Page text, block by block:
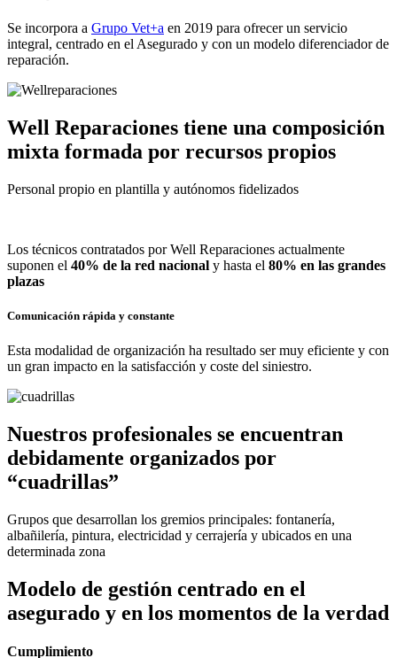
Se incorpora a Grupo Vet+a en 2019 para ofrecer un servicio
integral, centrado en el Asegurado y con un modelo diferenciador de
reparación.
Well Reparaciones tiene una composición
mixta formada por recursos propios
Personal propio en plantilla y autónomos fidelizados
Los técnicos contratados por Well Reparaciones actualmente
suponen el 40% de la red nacional y hasta el 80% en las grandes
plazas
Comunicación rápida y constante
Esta modalidad de organización ha resultado ser muy eficiente y con
un gran impacto en la satisfacción y coste del siniestro.
Nuestros profesionales se encuentran
debidamente organizados por
“cuadrillas”
Grupos que desarrollan los gremios principales: fontanería,
albañilería, pintura, electricidad y cerrajería y ubicados en una
determinada zona
Modelo de gestión centrado en el
asegurado y en los momentos de la verdad
Cumplimiento